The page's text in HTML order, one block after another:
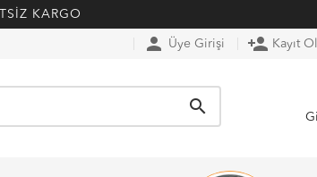
KARGO
person Üye Girişi person_add Kayıt Ol
search